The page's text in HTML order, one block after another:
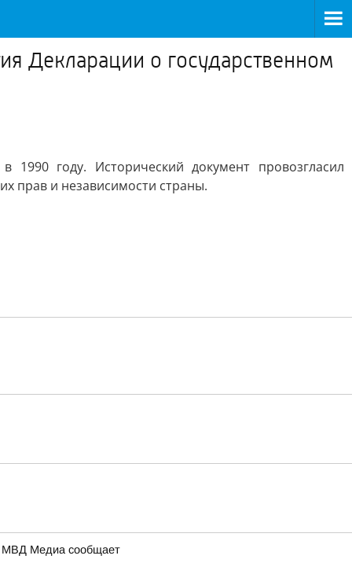
Декларации о государственном
году. Исторический документ провозгласил
прав и независимости страны.
МВД Медиа сообщает